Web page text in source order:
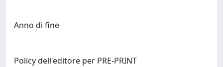
Anno di fine
Policy dell'editore per PRE-PRINT